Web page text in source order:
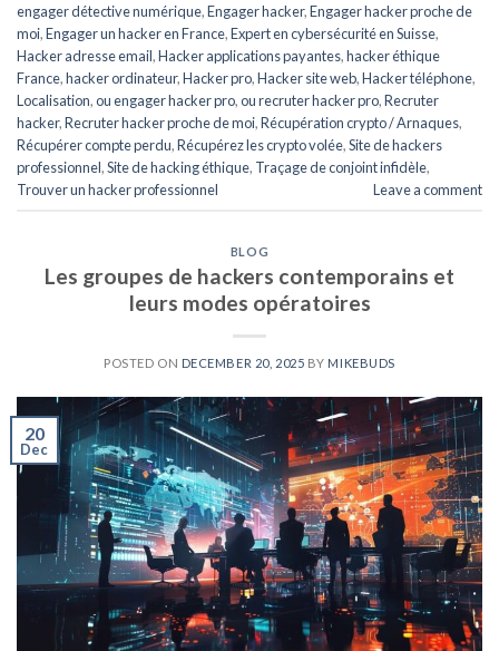
engager détective numérique,Engager hacker,Engager hacker proche de
moi,Engager un hacker en France,Expert en cybersécurité en Suisse,
Hacker adresse email,Hacker applications payantes,hacker éthique
France,hacker ordinateur,Hacker pro,Hacker site web,Hacker téléphone,
Localisation,ou engager hacker pro,ou recruter hacker pro,Recruter
hacker,Recruter hacker proche de moi,Récupération crypto / Arnaques,
Récupérer compte perdu,Récupérez les crypto volée,Site de hackers
professionnel,Site de hacking éthique, Traçage de conjoint infidèle,
Trouver un hacker professionnel
Leave a comment
BLOG
Les groupes de hackers contemporains et
leurs modes opératoires
POSTED ON DECEMBER 20, 2025 BY MIKEBUDS
20
Dec